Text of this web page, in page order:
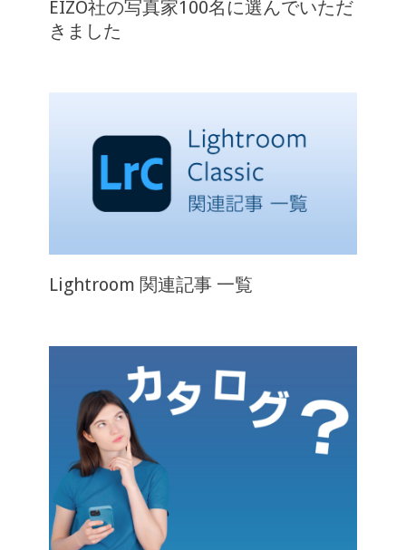
EIZO社の写真家100名に選んでいただ
きました
Lightroom 関連記事 一覧